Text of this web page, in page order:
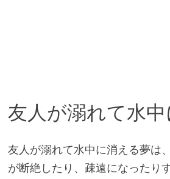
友人が溺れて水
友人が溺れて水中に消える夢は
が断絶したり、疎遠になったり